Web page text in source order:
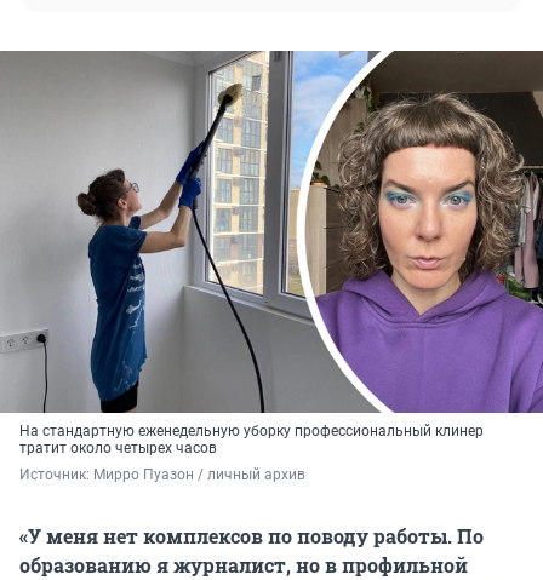
На стандартную еженедельную уборку профессиональный клинер
тратит около четырех часов
Источник: Мирро Пуазон / личный архив
«У меня нет комплексов по поводу работы. По
образованию я журналист, но в профильной